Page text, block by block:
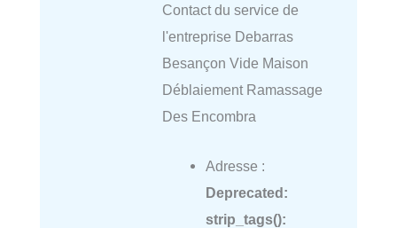
Contact du service de
l'entreprise Debarras
Besançon Vide Maison
Déblaiement Ramassage
Des Encombra
Adresse :
Deprecated:
strip_tags():